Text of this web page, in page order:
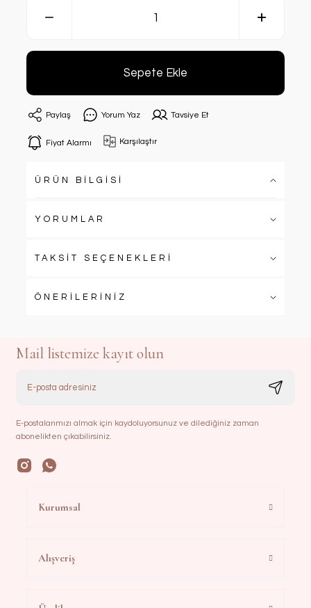
Sepete Ekle
Paylaş Yorum Yaz Tavsiye Et
Fiyat Alarmı Karşılaştır
ÜRÜN BİLGİSİ
YORUMLAR
TAKSİT SEÇENEKLERİ
ÖNERİLERİNİZ
Mail listemize kayıt olun
E-postalarımızı almak için kaydoluyorsunuz ve dilediğiniz zaman
abonelikten çıkabilirsiniz.
Kurumsal
Alışveriş